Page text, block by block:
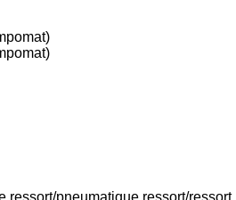
ressort/pneumatique ressort/ressort